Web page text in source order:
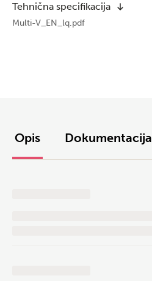
Tehnična specifikacija
Multi-V_EN_lq.pdf
Opis Dokumentacija